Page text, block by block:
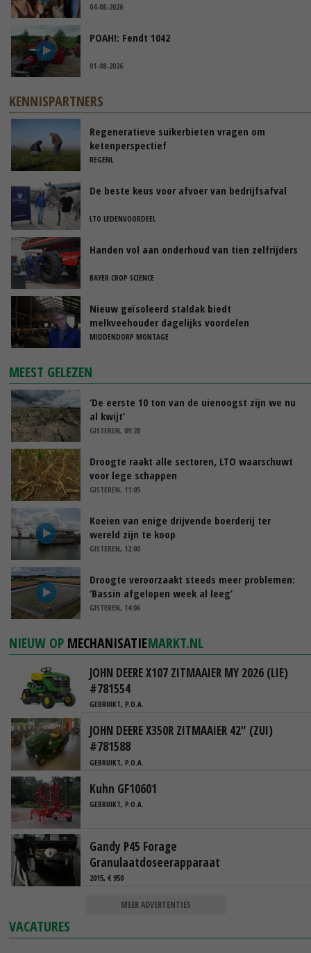
04-08-2026
POAH!: Fendt 1042
01-08-2026
KENNISPARTNERS
Regeneratieve suikerbieten vragen om
ketenperspectief
REGENL
De beste keus voor afvoer van bedrijfsafval
LTO LEDENVOORDEEL
Handen vol aan onderhoud van tien zelfrijders
BAYER CROP SCIENCE
Nieuw geïsoleerd staldak biedt
melkveehouder dagelijks voordelen
MIDDENDORP MONTAGE
MEEST GELEZEN
‘De eerste 10 ton van de uienoogst zijn we nu
al kwijt’
GISTEREN, 09:28
Droogte raakt alle sectoren, LTO waarschuwt
voor lege schappen
GISTEREN, 11:05
Koeien van enige drijvende boerderij ter
wereld zijn te koop
GISTEREN, 12:00
Droogte veroorzaakt steeds meer problemen:
‘Bassin afgelopen week al leeg’
GISTEREN, 14:06
NIEUW OP MECHANISATIEMARKT.NL
JOHN DEERE X107 ZITMAAIER MY 2026 (LIE)
#781554
GEBRUIKT, P.O.A.
JOHN DEERE X350R ZITMAAIER 42" (ZUI)
#781588
GEBRUIKT, P.O.A.
Kuhn GF10601
GEBRUIKT, P.O.A.
Gandy P45 Forage
Granulaatdoseerapparaat
2015, € 950
MEER ADVERTENTIES
VACATURES